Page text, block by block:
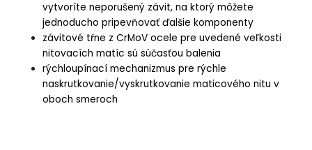
vytvoríte neporušený závit, na ktorý môžete
jednoducho pripevňovať ďalšie komponenty
závitové tŕne z CrMoV ocele pre uvedené veľkosti
nitovacích matíc sú súčasťou balenia
rýchloupínací mechanizmus pre rýchle
naskrutkovanie/vyskrutkovanie maticového nitu v
oboch smeroch